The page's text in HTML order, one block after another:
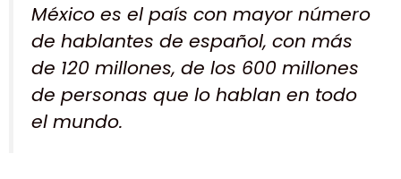
México es el país con mayor número
de hablantes de español, con más
de 120 millones, de los 600 millones
de personas que lo hablan en todo
el mundo.